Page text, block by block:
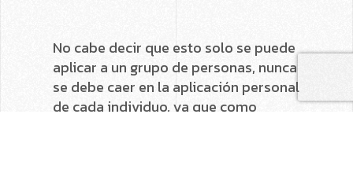
No cabe decir que esto solo se puede
aplicar a un grupo de personas, nunca
se debe caer en la aplicación personal
de cada individuo, ya que como